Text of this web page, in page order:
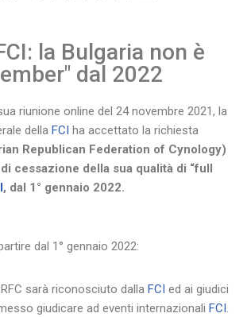
la Bulgaria non è
dal 2022
riunione online del 24 novembre 2021, la
della FCI
ha accettato la richiesta
Republican Federation of Cynology)
di cessazione della sua qualità di “full
, dal 1° gennaio 2022.
dal 1° gennaio 2022:
sarà riconosciuto dalla FCI ed ai giudici
giudicare ad eventi internazionali FCI .